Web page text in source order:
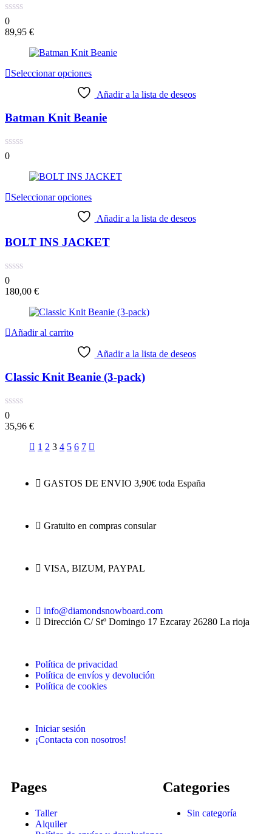
0
89,95 €
Seleccionar opciones
Añadir a la lista de deseos
Batman Knit Beanie
0
Seleccionar opciones
Añadir a la lista de deseos
BOLT INS JACKET
0
180,00 €
Añadir al carrito
Añadir a la lista de deseos
Classic Knit Beanie (3-pack)
0
35,96 €
1 2 3 4 5 6 7
GASTOS DE ENVIO 3,90€ toda España
Gratuito en compras consular
VISA, BIZUM, PAYPAL
info@diamondsnowboard.com
Dirección C/ Stº Domingo 17 Ezcaray 26280 La rioja
Política de privacidad
Política de envíos y devolución
Política de cookies
Iniciar sesión
¡Contacta con nosotros!
Pages
Taller
Alquiler
Categories
Sin categoría